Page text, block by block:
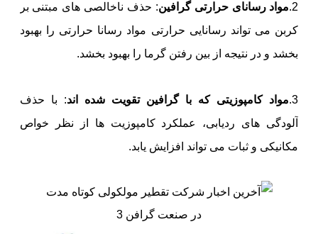
2. مواد رسانای حرارتی گرافین: حذف ناخالصی های مبتنی بر
کربن می تواند رسانایی حرارتی مواد رسانا حرارتی را بهبود
بخشد و در نتیجه از بین رفتن گرما را بهبود بخشد.
3. مواد کامپوزیتی که با گرافین تقویت شده اند: با حذف
آلودگی های ردیابی، عملکرد کامپوزیت ها از نظر خواص
مکانیکی و ثبات می تواند افزایش یابد.